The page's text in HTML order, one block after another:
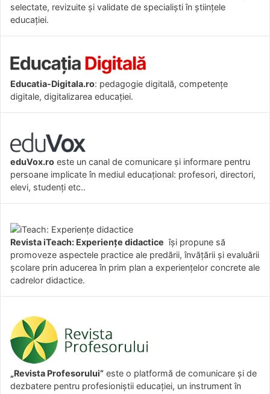
selectate, revizuite și validate de specialiști în științele
educației.
Educatia-Digitala.ro: pedagogie digitală, competențe
digitale, digitalizarea educației.
eduVox.ro este un canal de comunicare și informare pentru
persoane implicate în mediul educațional: profesori, directori,
elevi, studenți etc..
Revista iTeach: Experienţe didactice îşi propune să
promoveze aspectele practice ale predării, învăţării şi evaluării
şcolare prin aducerea în prim plan a experienţelor concrete ale
cadrelor didactice.
„Revista Profesorului” este o platformă de comunicare și de
dezbatere pentru profesioniștii educației, un instrument în